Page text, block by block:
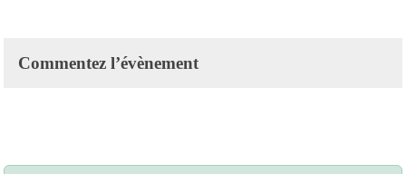
Commentez l’évènement